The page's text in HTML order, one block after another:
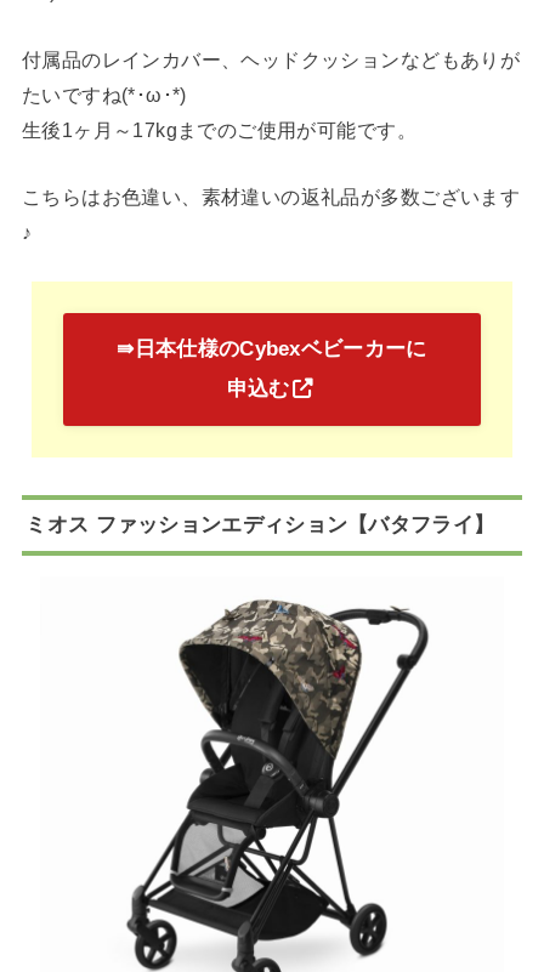
付属品のレインカバー、ヘッドクッションなどもありが
たいですね(*･ω･*)
生後1ヶ月～17kgまでのご使用が可能です。
こちらはお色違い、素材違いの返礼品が多数ございます
♪
⇛日本仕様のCybexベビーカーに
申込む
ミオス ファッションエディション【バタフライ】